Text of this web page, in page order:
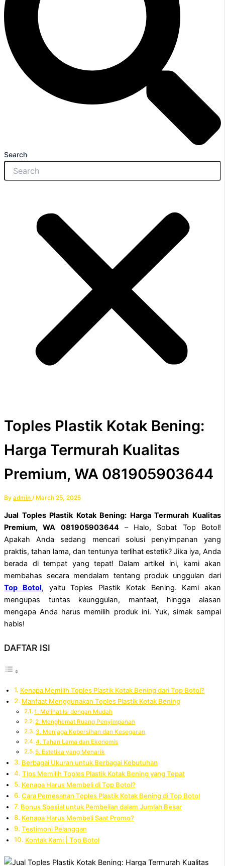
Search
Toples Plastik Kotak Bening:
Harga Termurah Kualitas
Premium, WA 081905903644
By admin /March 25, 2025
Jual Toples Plastik Kotak Bening: Harga Termurah Kualitas
Premium, WA 081905903644– Halo, Sobat Top Botol!
Apakah Anda sedang mencari solusi penyimpanan yang
praktis, tahan lama, dan tentunya terlihat estetik? Jika iya, Anda
berada di tempat yang tepat! Dalam artikel ini, kami akan
membahas secara mendalam tentang produk unggulan dari
Top Botol, yaitu Toples Plastik Kotak Bening. Kami akan
mengupas tuntas keunggulan, manfaat, hingga alasan
mengapa Anda harus memilih produk ini. Yuk, simak sampai
habis!
DAFTAR ISI
Kenapa Memilih Toples Plastik Kotak Bening dari Top Botol?
Manfaat Menggunakan Toples Plastik Kotak Bening
1. Melihat Isi dengan Mudah
2. Menghemat Ruang Penyimpanan
3. Menjaga Kebersihan dan Kesegaran
4. Tahan Lama dan Ekonomis
5. Estetika yang Menarik
Berbagai Ukuran untuk Berbagai Kebutuhan
Tips Memilih Toples Plastik Kotak Bening yang Tepat
Kenapa Harus Membeli di Top Botol?
Cara Pemesanan Toples Plastik Kotak Bening di Top Botol
Bonus Spesial untuk Pembelian dalam Jumlah Besar
Kenapa Harus Membeli Saat Promo?
Testimoni Pelanggan
Kontak Kami | Top Botol